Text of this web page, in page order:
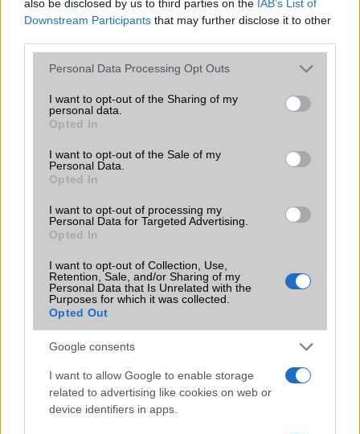
also be disclosed by us to third parties on the IAB’s List of
Downstream Participants that may further disclose it to other
Please note that this website/app uses one or more Google
not limited to your visit or usage behaviour. You may click to
grant or deny consent to Google and its third-party tags to
use your data for below specified purposes in below Google
consent section.
Personal Data Processing Opt Outs
I want to opt-out of the Sharing of my
personal data.
Opted In
I want to opt-out of the Sale of my
Personal Data.
Opted In
I want to opt-out of processing my
Personal Data for Targeted Advertising.
Opted In
I want to opt-out of Collection, Use,
Retention, Sale, and/or Sharing of my
Personal Data that Is Unrelated with the
Purposes for which it was collected.
Opted Out
Google consents
I want to allow Google to enable storage
related to advertising like cookies on web or
device identifiers in apps.
fekete színben is megmutatta magát a
Samsung különleges hajlítható mobilja
Egyre több szivárgás utal arra, hogy a Galaxy Z Fold8 Wide
teljesen új irányt képvisel majd, szélesebb külső
Samsung: vérnyomástrend-követés
Ultra 2 okosórákkal
2026.07.03
alakulása, de a Samsung hangsúlyozza: az új funkció nem
helyettesíti az orvosi vizsgálatokat.
Az Apple minden eddiginél nagyobbat
készül dobni: akár 10 millió hajlítható
2026.07.03 | 9to5 Mac
Megugrott a gyártási cél, de az ár is történelmi
magasságba emelkedhet – a hajlítható iPhone Ultra